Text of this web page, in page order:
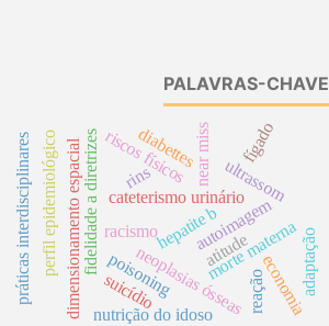
PALAVRAS-CHAVE
hepatite b
neoplasias ósseas
poisoning
ultrassom
cateterismo urinário
near miss
fidelidade a diretrizes
dimensionamento espacial riscos físicos
autoimagem
morte materna
perfil epidemiológico
práticas interdisciplinares economia
suicídio reação
diabettes fígado
rins
racismo adaptação
nutrição do idoso
atitude